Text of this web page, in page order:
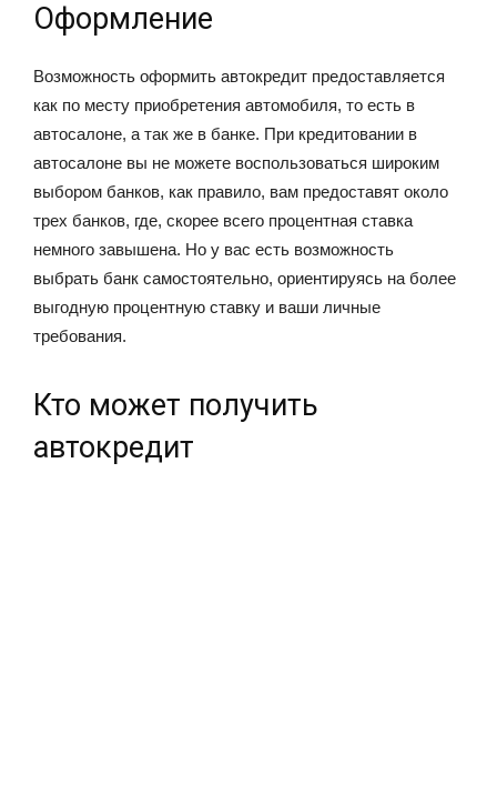
Оформление
Возможность оформить автокредит предоставляется
как по месту приобретения автомобиля, то есть в
автосалоне, а так же в банке. При кредитовании в
автосалоне вы не можете воспользоваться широким
выбором банков, как правило, вам предоставят около
трех банков, где, скорее всего процентная ставка
немного завышена. Но у вас есть возможность
выбрать банк самостоятельно, ориентируясь на более
выгодную процентную ставку и ваши личные
требования.
Кто может получить
автокредит